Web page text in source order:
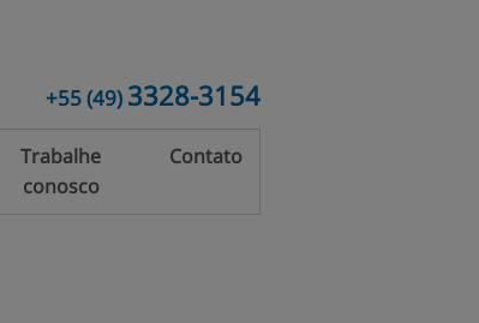
+55(49) 3328-3154
Vidros
Temperados
Trabalhe
conosco
Contato